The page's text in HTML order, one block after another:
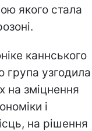
якого стала
каннського
група узгодила
на зміцнення
і
на рішення